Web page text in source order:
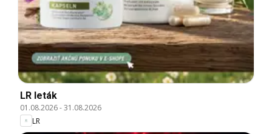
LR leták
01.08.2026-31.08.2026
LR